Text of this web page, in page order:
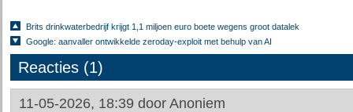
Brits drinkwaterbedrijf krijgt 1,1 miljoen euro boete wegens groot datalek
Google: aanvaller ontwikkelde zeroday-exploit met behulp van AI
Reacties (1)
11-05-2026, 18:39 door Anoniem